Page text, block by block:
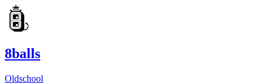
8balls
Oldschool